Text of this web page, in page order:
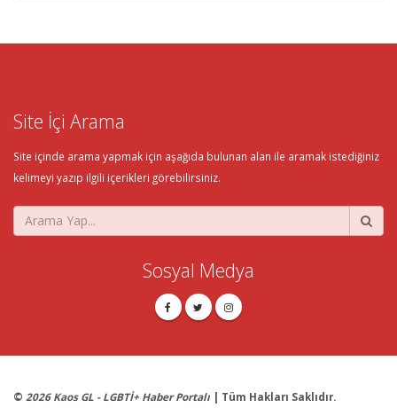
Site İçi Arama
Site içinde arama yapmak için aşağıda bulunan alan ile aramak istediğiniz
kelimeyi yazıp ilgili içerikleri görebilirsiniz.
Sosyal Medya
© 2026 Kaos GL - LGBTİ+ Haber Portalı | Tüm Hakları Saklıdır.